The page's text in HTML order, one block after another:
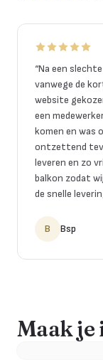
“Na een
vanwege de
website
een
komen en was
ontzettend
leveren en zo
balkon zodat
de snelle
B Bsp
Maak